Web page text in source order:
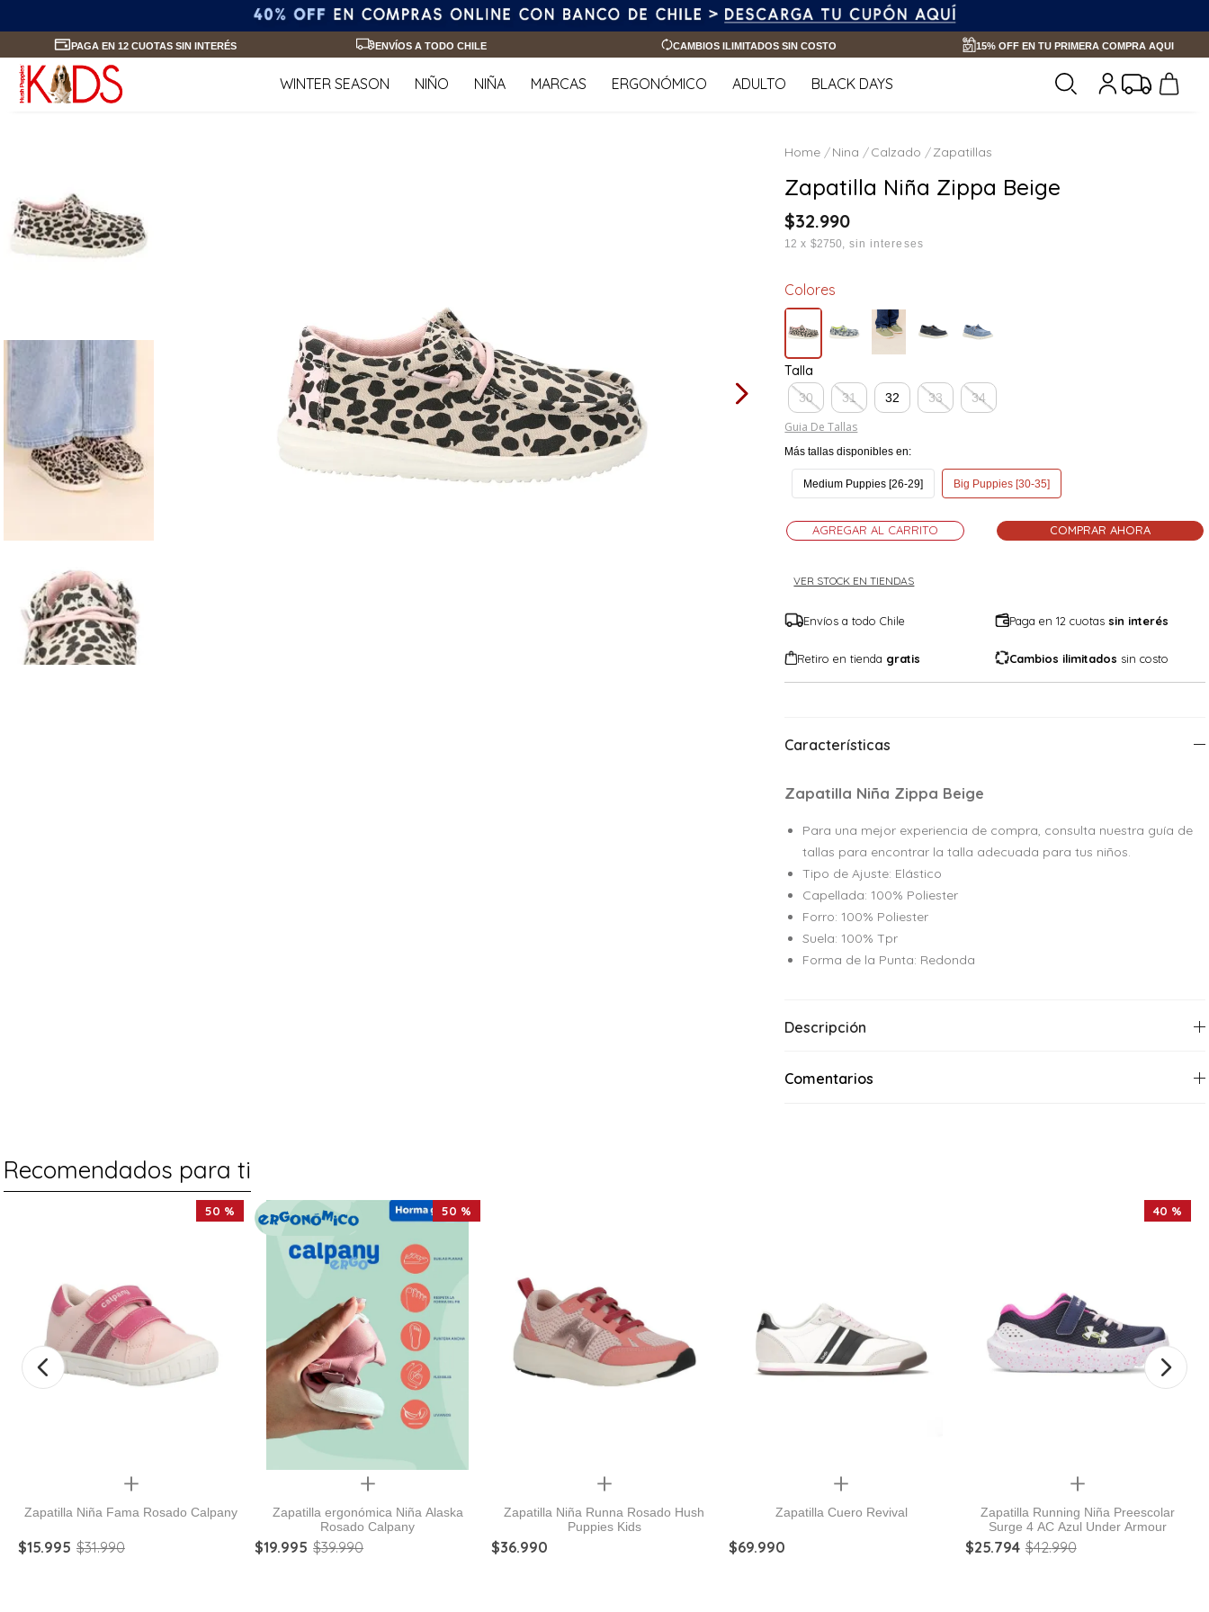
PAGA EN 12 CUOTAS SIN INTERÉS ENVÍOS A TODO CHILE CAMBIOS ILIMITADOS SIN COSTO 15% OFF EN TU PRIMERA COMPRA AQUI
WINTER SEASON NIÑO NIÑA MARCAS ERGONÓMICO ADULTO BLACK DAYS
Nina Calzado Zapatillas
Zapatilla Niña Zippa Beige
$32.990
12 x $2750 sin intereses
Colores
Talla
30 31 32 33 34
Guia De Tallas
Más tallas disponibles en:
Medium Puppies [26-29] Big Puppies [30-35]
AGREGAR AL CARRITO COMPRAR AHORA
VER STOCK EN TIENDAS
Envíos a todo Chile Paga en 12 cuotassin interés
Retiro en tienda gratis Cambios ilimitados sin costo
Características
Zapatilla Niña Zippa Beige
Para una mejor experiencia de compra, consulta nuestra guía de
tallas para encontrar la talla adecuada para tus niños.
Tipo de Ajuste: Elástico
Capellada: 100% Poliester
Forro: 100% Poliester
Suela: 100% Tpr
Forma de la Punta: Redonda
Descripción
Comentarios
Recomendados para ti
50 %
Quickview
Zapatilla Niña Fama Rosado Calpany
$15.995 $31.990
50 %
Quickview
Zapatilla ergonómica Niña Alaska
Rosado Calpany
$19.995 $39.990
Quickview
Zapatilla Niña Runna Rosado Hush
Puppies Kids
$36.990
Quickview
Zapatilla Cuero Revival
$69.990
40 %
Quickview
Zapatilla Running Niña Preescolar
Surge 4 AC Azul Under Armour
$25.794 $42.990